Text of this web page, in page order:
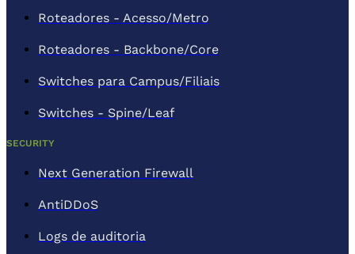
Roteadores - Acesso/Metro
Roteadores - Backbone/Core
Switches para Campus/Filiais
Switches - Spine/Leaf
SECURITY
Next Generation Firewall
AntiDDoS
Logs de auditoria